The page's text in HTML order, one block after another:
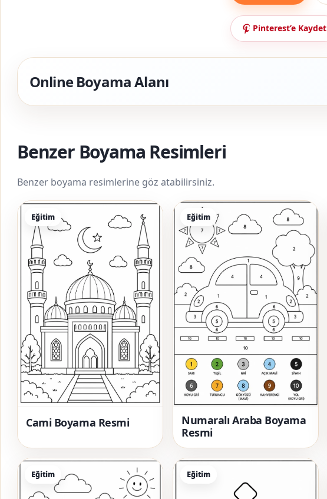
Pinterest’e Kaydet
Online Boyama Alanı
Benzer Boyama Resimleri
Benzer boyama resimlerine göz atabilirsiniz.
Eğitim
Cami Boyama Resmi
Eğitim
Numaralı Araba Boyama
Resmi
Eğitim Eğitim